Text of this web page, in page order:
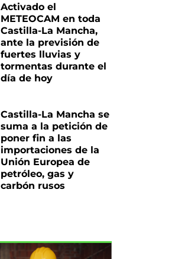
Activado el
METEOCAM en toda
Castilla-La Mancha,
ante la previsión de
fuertes lluvias y
tormentas durante el
día de hoy
Castilla-La Mancha se
suma a la petición de
poner fin a las
importaciones de la
Unión Europea de
petróleo, gas y
carbón rusos